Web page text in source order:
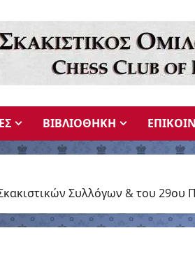
ΒΙΒΛΙΟΘΗΚΗ
Συλλόγων & του